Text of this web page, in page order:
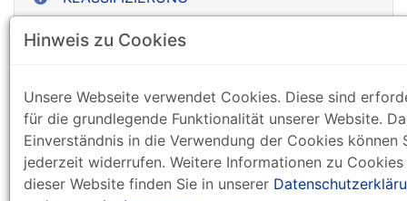
KAPAZITÄTEN
PREISE
Hinweis zu Cookies
Unsere Webseite verwendet Cookies. Diese sind
für die grundlegende Funktionalität unserer Website.
Einverständnis in die Verwendung der Cookies können
jederzeit widerrufen. Weitere Informationen zu
dieser Website finden Sie in unserer